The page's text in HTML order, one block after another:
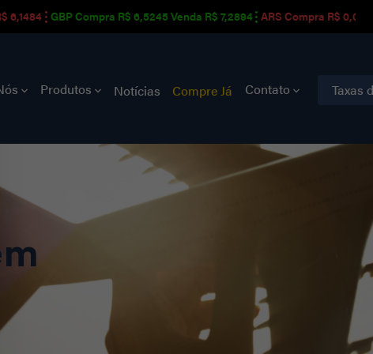
GBP Compra R$ 6,5245 Venda R$ 7,2894 ARS Compra R$ 0,0016
Produtos Notícias Compre Já Contato Taxas